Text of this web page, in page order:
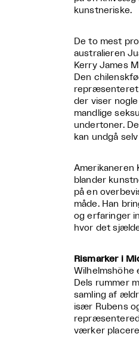
kunstneriske.
De to mest
australieren
Kerry James
Den
der viser
mandlige
undertoner.
kan undgå
Amerikaneren
blander
på en
måde. Han
og erfaringer
hvor det
Rismarker i
Wilhelmshöhe
Dels rummer
samling af
især Rubens
værker